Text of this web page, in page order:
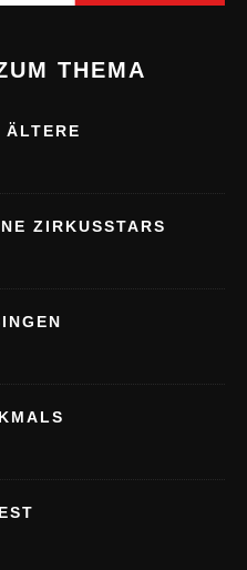
THEMA
ÄLTERE
ZIRKUSSTARS